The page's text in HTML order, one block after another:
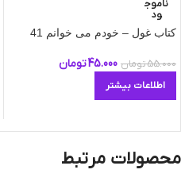
ناموج
ود
کتاب غول – خودم می‌ خوانم 41
55.000تومان 45.000تومان
اطلاعات بیشتر
محصولات مرتبط